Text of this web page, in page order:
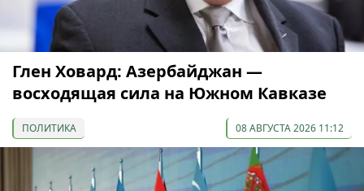
Глен Ховард: Азербайджан —
восходящая сила на Южном Кавказе
ПОЛИТИКА 08 АВГУСТА 2026 11:12